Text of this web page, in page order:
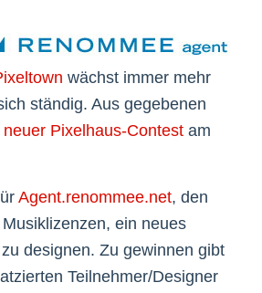
wächst immer mehr
ständig. Aus gegebenen
neuer Pixelhaus-Contestam
Agent.renommee.net, den
ein neues
designen. Zu gewinnen gibt
Teilnehmer/Designer